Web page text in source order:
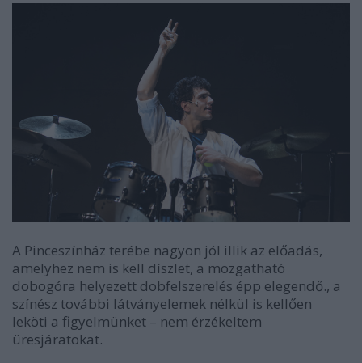
A Pinceszínház terébe nagyon jól illik az előadás,
amelyhez nem is kell díszlet, a mozgatható
dobogóra helyezett dobfelszerelés épp elegendő., a
színész további látványelemek nélkül is kellően
leköti a figyelmünket – nem érzékeltem
üresjáratokat.